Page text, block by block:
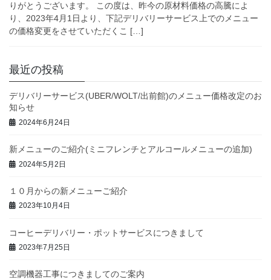
りがとうございます。 この度は、昨今の原材料価格の高騰によ
り、2023年4月1日より、下記デリバリーサービス上でのメニュー
の価格変更をさせていただくこ […]
最近の投稿
デリバリーサービス(UBER/WOLT/出前館)のメニュー価格改定のお
知らせ
2024年6月24日
新メニューのご紹介(ミニフレンチとアルコールメニューの追加)
2024年5月2日
１０月からの新メニューご紹介
2023年10月4日
コーヒーデリバリー・ポットサービスにつきまして
2023年7月25日
空調機器工事につきましてのご案内